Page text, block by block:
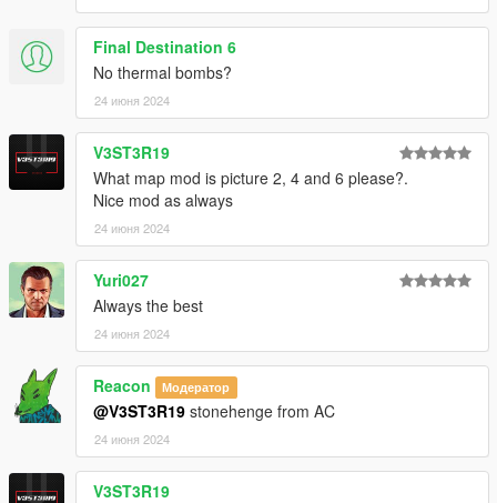
Final Destination 6
No thermal bombs?
24 июня 2024
V3ST3R19
What map mod is picture 2, 4 and 6 please?.
Nice mod as always
24 июня 2024
Yuri027
Always the best
24 июня 2024
Reacon Модератор
@V3ST3R19 stonehenge from AC
24 июня 2024
V3ST3R19